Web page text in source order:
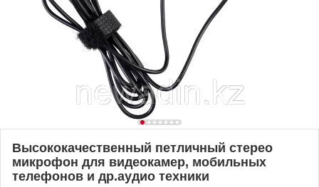
Высококачественный петличный стерео
микрофон для видеокамер, мобильных
телефонов и др.аудио техники